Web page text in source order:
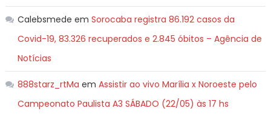
Calebsmede em Sorocaba registra 86.192 casos da
Covid-19, 83.326 recuperados e 2.845 óbitos – Agência de
Notícias
888starz_rtMa em Assistir ao vivo Marília x Noroeste pelo
Campeonato Paulista A3 SÁBADO (22/05) às 17 hs